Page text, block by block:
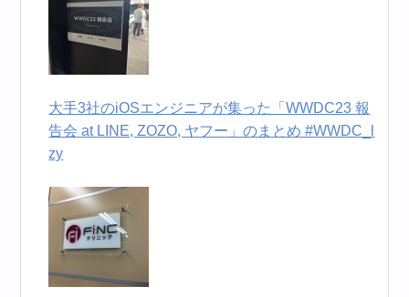
大手3社のiOSエンジニアが集った「WWDC23 報
告会 at LINE, ZOZO, ヤフー」のまとめ #WWDC_l
zy